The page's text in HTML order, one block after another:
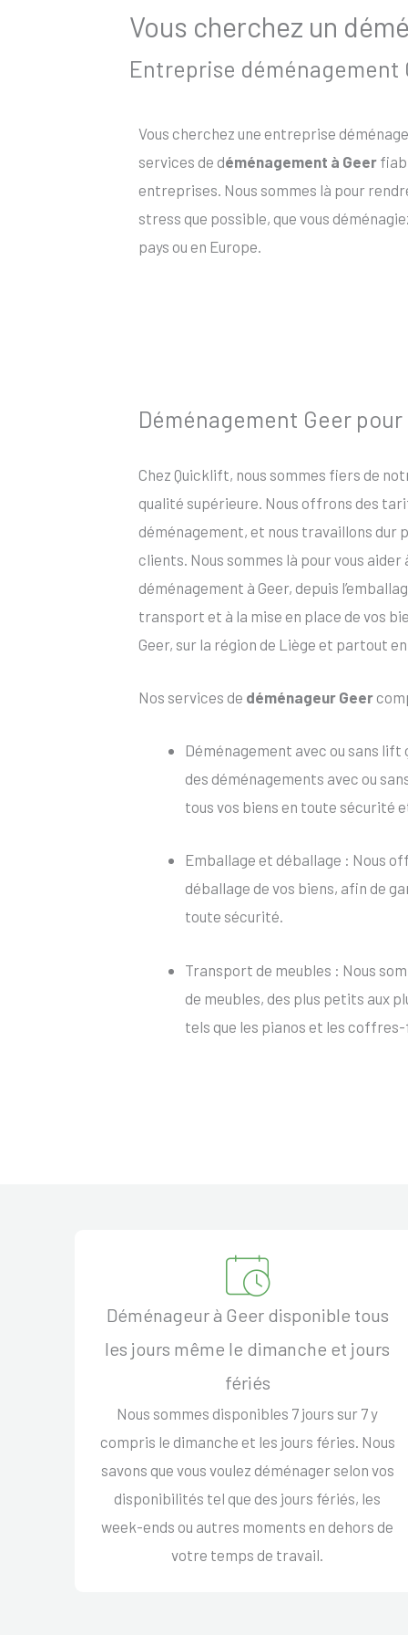
Vous cherchez un
Entreprise
Vous cherchez une entreprise
services de déménagement à Geer
entreprises. Nous sommes là pour
stress que possible, que vous
pays ou en Europe.
Déménagement Geer
Chez Quicklift, nous sommes fiers de
qualité supérieure. Nous offrons des
déménagement, et nous travaillons dur
clients. Nous sommes là pour vous
déménagement à Geer, depuis
transport et à la mise en place de vos
Geer, sur la région de Liège et partout
Nos services de déménageur Geer
Déménagement avec ou sans
des déménagements avec ou
tous vos biens en toute sécurité
Emballage et déballage : Nous
déballage de vos biens, afin de
toute sécurité.
Transport de meubles : Nous
de meubles, des plus petits aux
tels que les pianos et les
Déménageur à Geer disponible tous
les jours même le dimanche et jours
fériés
Nous sommes disponibles 7 jours sur 7 y
compris le dimanche et les jours féries. Nous
savons que vous voulez déménager selon vos
disponibilités tel que des jours fériés, les
week-ends ou autres moments en dehors de
votre temps de travail.